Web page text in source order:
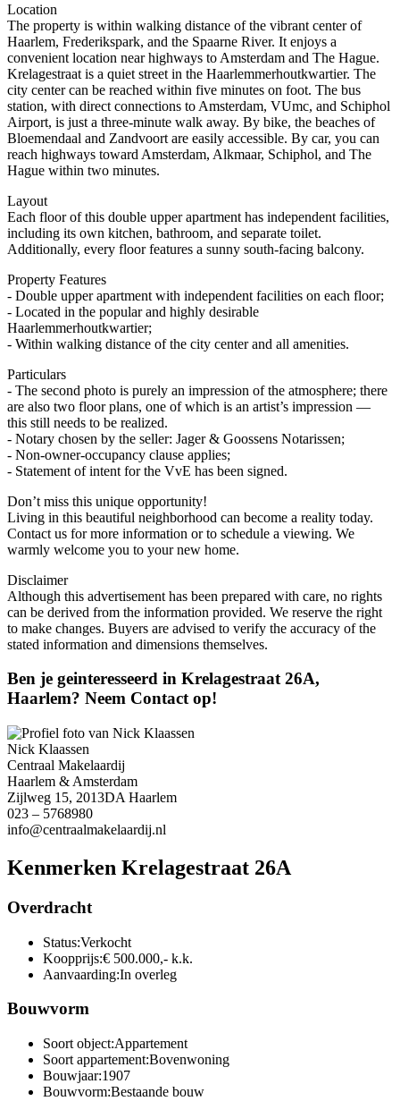
Location
The property is within walking distance of the vibrant center of
Haarlem, Frederikspark, and the Spaarne River. It enjoys a
convenient location near highways to Amsterdam and The Hague.
Krelagestraat is a quiet street in the Haarlemmerhoutkwartier. The
city center can be reached within five minutes on foot. The bus
station, with direct connections to Amsterdam, VUmc, and Schiphol
Airport, is just a three-minute walk away. By bike, the beaches of
Bloemendaal and Zandvoort are easily accessible. By car, you can
reach highways toward Amsterdam, Alkmaar, Schiphol, and The
Hague within two minutes.
Layout
Each floor of this double upper apartment has independent facilities,
including its own kitchen, bathroom, and separate toilet.
Additionally, every floor features a sunny south-facing balcony.
Property Features
- Double upper apartment with independent facilities on each floor;
- Located in the popular and highly desirable
Haarlemmerhoutkwartier;
- Within walking distance of the city center and all amenities.
Particulars
- The second photo is purely an impression of the atmosphere; there
are also two floor plans, one of which is an artist’s impression —
this still needs to be realized.
- Notary chosen by the seller: Jager & Goossens Notarissen;
- Non-owner-occupancy clause applies;
- Statement of intent for the VvE has been signed.
Don’t miss this unique opportunity!
Living in this beautiful neighborhood can become a reality today.
Contact us for more information or to schedule a viewing. We
warmly welcome you to your new home.
Disclaimer
Although this advertisement has been prepared with care, no rights
can be derived from the information provided. We reserve the right
to make changes. Buyers are advised to verify the accuracy of the
stated information and dimensions themselves.
Ben je geinteresseerd in Krelagestraat 26A,
Haarlem? Neem Contact op!
Nick Klaassen
Centraal Makelaardij
Haarlem & Amsterdam
Zijlweg 15, 2013DA Haarlem
023 – 5768980
info@centraalmakelaardij.nl
Kenmerken Krelagestraat 26A
Overdracht
Status:Verkocht
Koopprijs:€ 500.000,- k.k.
Aanvaarding:In overleg
Bouwvorm
Soort object:Appartement
Soort appartement:Bovenwoning
Bouwjaar:1907
Bouwvorm:Bestaande bouw